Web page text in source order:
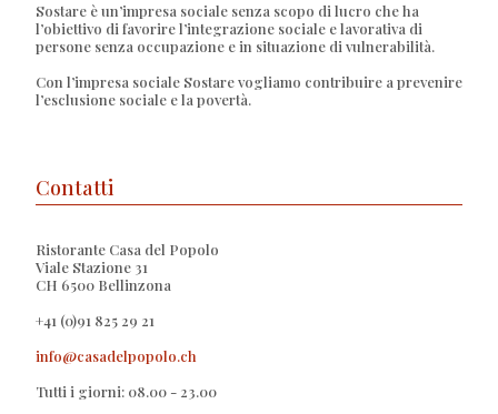
Sostare è un’impresa sociale senza scopo di lucro che ha
l’obiettivo di favorire l’integrazione sociale e lavorativa di
persone senza occupazione e in situazione di vulnerabilità.
Con l’impresa sociale Sostare vogliamo contribuire a prevenire
l’esclusione sociale e la povertà.
Contatti
Ristorante Casa del Popolo
Viale Stazione 31
CH 6500 Bellinzona
+41 (0)91 825 29 21
info@casadelpopolo.ch
Tutti i giorni: 08.00 - 23.00